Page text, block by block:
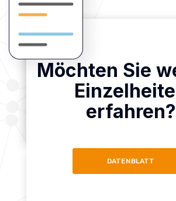
Möchten Sie
erfahren?
DATENBLATT